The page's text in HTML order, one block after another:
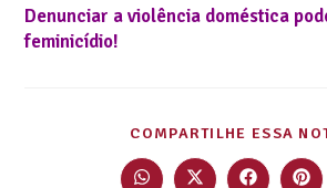
Denunciar a violência doméstica
feminicídio!
COMPARTILHE ESSA